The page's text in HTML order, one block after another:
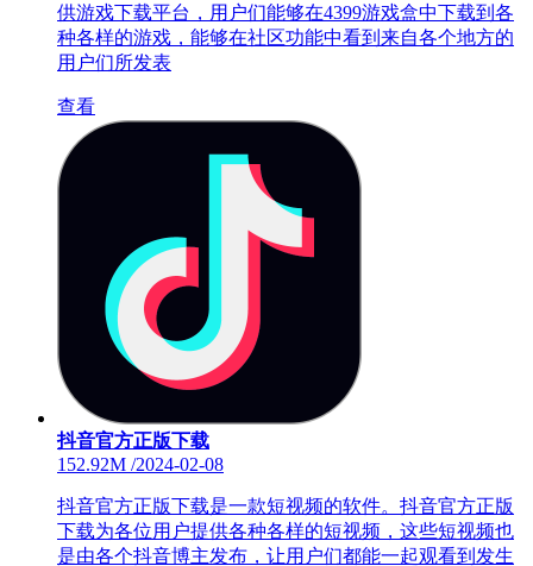
供游戏下载平台，用户们能够在4399游戏盒中下载到各
种各样的游戏，能够在社区功能中看到来自各个地方的
用户们所发表
查看
抖音官方正版下载
152.92M /2024-02-08
抖音官方正版下载是一款短视频的软件。抖音官方正版
下载为各位用户提供各种各样的短视频，这些短视频也
是由各个抖音博主发布，让用户们都能一起观看到发生